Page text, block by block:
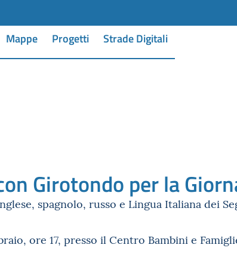
Mappe Progetti Strade Digitali
Girotondo per la
spagnolo, russo e Lingua Italiana dei
ore 17, presso il Centro Bambini e